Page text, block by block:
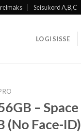
Seisukord A,B,C
LOGI SISSE
– Space
(No Face-ID)